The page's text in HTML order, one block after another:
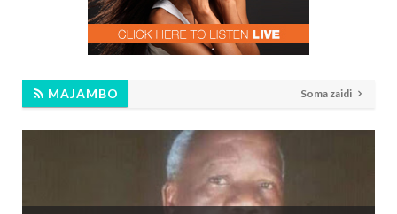
MAJAMBO Soma zaidi